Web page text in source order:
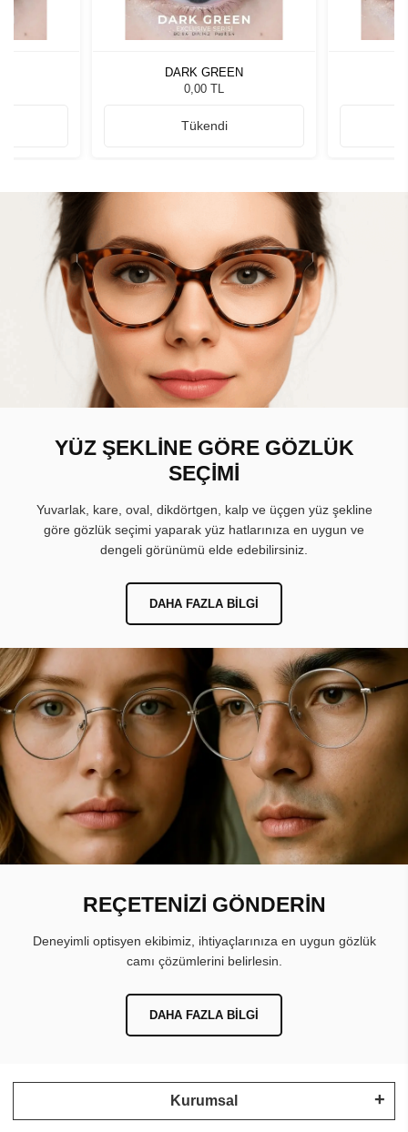
DARK GREEN
0,00 TL
Tükendi
YÜZ ŞEKLİNE GÖRE GÖZLÜK
SEÇİMİ
Yuvarlak, kare, oval, dikdörtgen, kalp ve üçgen yüz şekline
göre gözlük seçimi yaparak yüz hatlarınıza en uygun ve
dengeli görünümü elde edebilirsiniz.
DAHA FAZLA BILGI
REÇETENİZİ GÖNDERİN
Deneyimli optisyen ekibimiz, ihtiyaçlarınıza en uygun gözlük
camı çözümlerini belirlesin.
DAHA FAZLA BILGI
Kurumsal